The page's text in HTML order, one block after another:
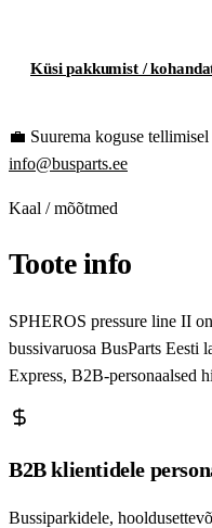
Küsi pakkumist /
💼 Suurema koguse
info@busparts.ee
Kaal / mõõtmed
Toote info
SPHEROS pressure line II
bussivaruosa BusParts Eesti
Express, B2B-personaalsed
B2B klientidele
Bussiparkidele,